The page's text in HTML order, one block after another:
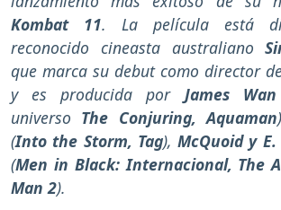
Kombat 11. La película está
reconocido cineasta australiano
que marca su debut como director
y es producida por James Wan
universo The Conjuring, Aquaman
(Into the Storm, Tag), McQuoid y
(Men in Black: Internacional, The
Man 2).